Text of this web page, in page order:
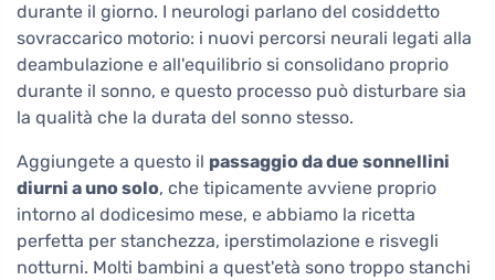
durante il giorno. I neurologi parlano del cosiddetto
sovraccarico motorio: i nuovi percorsi neurali legati alla
deambulazione e all'equilibrio si consolidano proprio
durante il sonno, e questo processo può disturbare sia
la qualità che la durata del sonno stesso.
Aggiungete a questo il passaggio da due sonnellini
diurni a uno solo, che tipicamente avviene proprio
intorno al dodicesimo mese, e abbiamo la ricetta
perfetta per stanchezza, iperstimolazione e risvegli
notturni. Molti bambini a quest'età sono troppo stanchi